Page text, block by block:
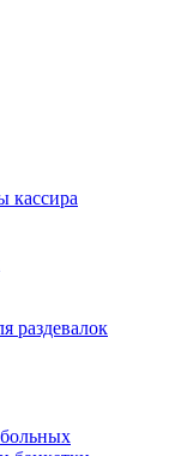
кассира
раздевалок